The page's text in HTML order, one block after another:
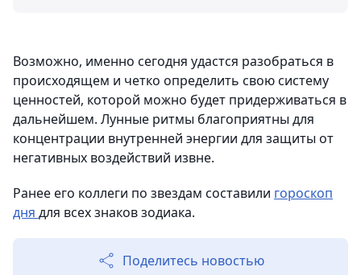
Возможно, именно сегодня удастся разобраться в
происходящем и четко определить свою систему
ценностей, которой можно будет придерживаться в
дальнейшем. Лунные ритмы благоприятны для
концентрации внутренней энергии для защиты от
негативных воздействий извне.
Ранее его коллеги по звездам составили гороскоп
дня для всех знаков зодиака.
Поделитесь новостью